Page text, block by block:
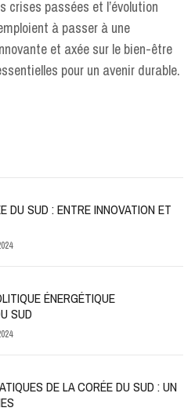
passées et l’évolution
à passer à une
et axée sur le bien-être
pour un avenir durable.
DU SUD : ENTRE INNOVATION ET
ÉNERGÉTIQUE
SUD
DE LA CORÉE DU SUD : UN